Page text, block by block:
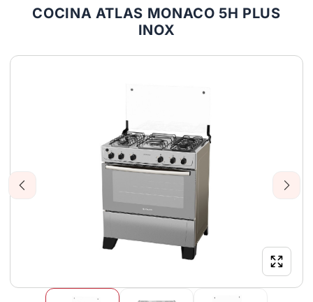
COCINA ATLAS MONACO 5H PLUS
INOX
Previous Next